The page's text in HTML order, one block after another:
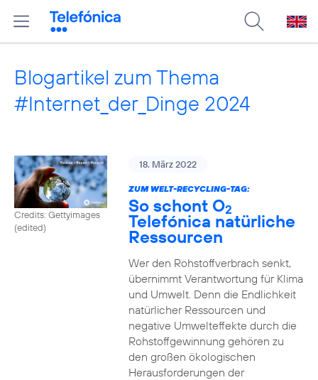
Blogartikel zum Thema
#Internet_der_Dinge 2024
Credits: Gettyimages
(edited)
18. März 2022
ZUM WELT-RECYCLING-TAG:
So schont O2
Telefónica natürliche
Ressourcen
Wer den Rohstoffverbrach senkt,
übernimmt Verantwortung für Klima
und Umwelt. Denn die Endlichkeit
natürlicher Ressourcen und
negative Umwelteffekte durch die
Rohstoffgewinnung gehören zu
den großen ökologischen
Herausforderungen der